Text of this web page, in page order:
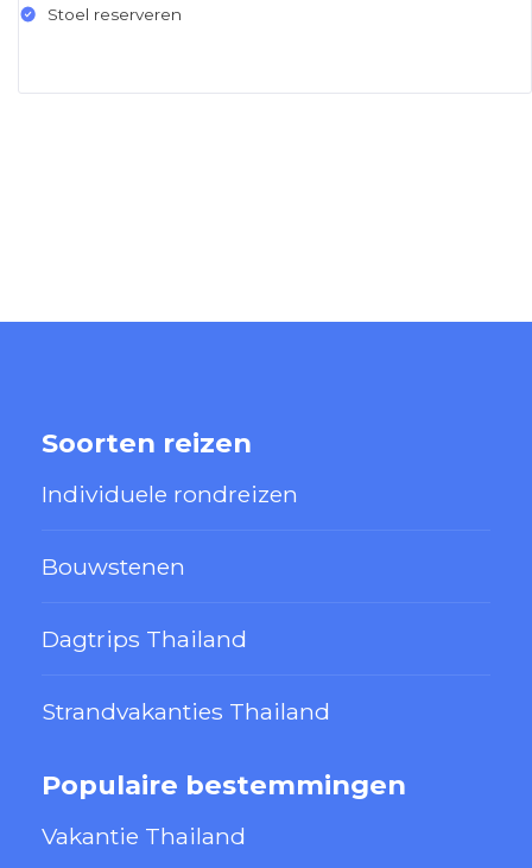
Stoel reserveren
Soorten reizen
Individuele rondreizen
Bouwstenen
Dagtrips Thailand
Strandvakanties Thailand
Populaire bestemmingen
Vakantie Thailand